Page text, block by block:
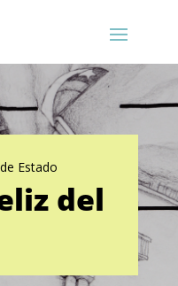
Estado
del